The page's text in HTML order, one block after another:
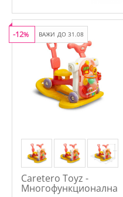
ВАЖИ ДО 31.08
-12%
Caretero Toyz -
Многофункционална